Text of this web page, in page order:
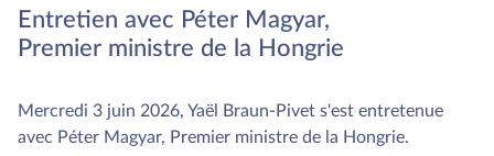
Entretien avec Péter Magyar,
Premier ministre de la Hongrie
Mercredi 3 juin 2026, Yaël Braun-Pivet s'est entretenue
avec Péter Magyar, Premier ministre de la Hongrie.